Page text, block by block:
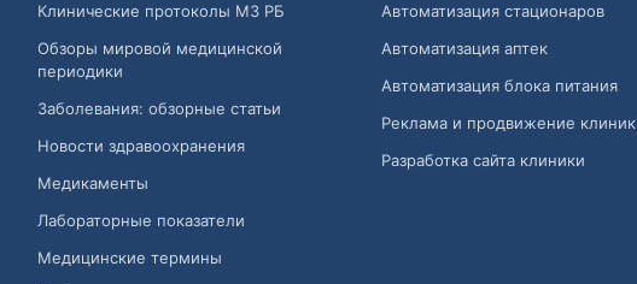
Клинические протоколы МЗ РБ
Обзоры мировой медицинской
периодики
Заболевания: обзорные статьи
Новости здравоохранения
Медикаменты
Лабораторные показатели
Медицинские термины
Автоматизация стационаров
Автоматизация аптек
Автоматизация блока питания
Реклама и продвижение клиник
Разработка сайта клиники